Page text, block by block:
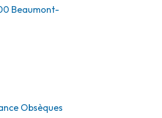
Beaumont-
Obsèques